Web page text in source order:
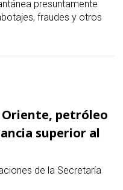
presuntamente
fraudes y otros
petróleo
superior al
de la Secretaría